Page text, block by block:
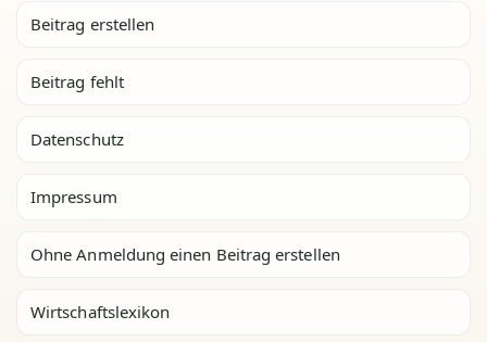
Beitrag erstellen
Beitrag fehlt
Datenschutz
Impressum
Ohne Anmeldung einen Beitrag erstellen
Wirtschaftslexikon